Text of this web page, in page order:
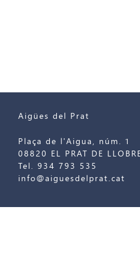
Aigües del Prat
Plaça de l'Aigua, núm. 1
08820 EL PRAT DE
Tel. 934 793 535
info@aiguesdelprat.cat